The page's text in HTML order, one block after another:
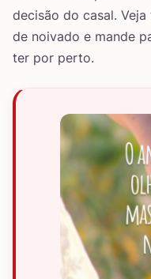
decisão do casal.
de noivado e mande
ter por perto.